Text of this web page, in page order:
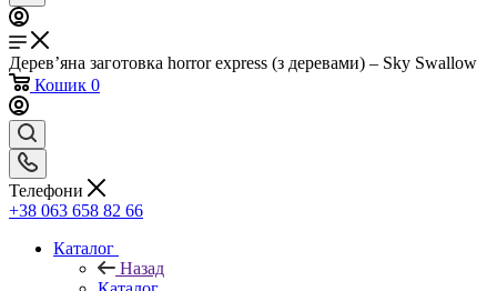
Дерев’яна заготовка horror express (з деревами) – Sky Swallow
Кошик 0
Телефони
+38 063 658 82 66
Каталог
Назад